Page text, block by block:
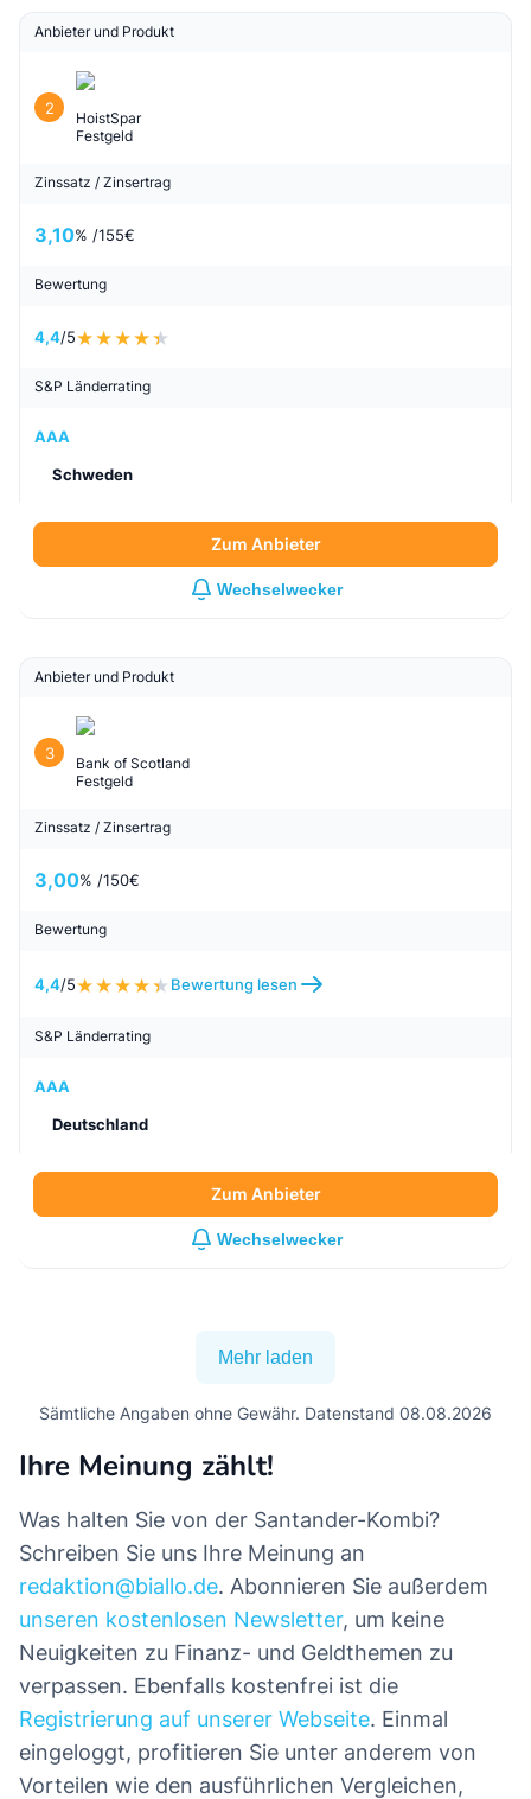
Anbieter und Produkt
2
HoistSpar
Festgeld
Zinssatz / Zinsertrag
3,10% /155€
Bewertung
4,4/5
S&P Länderrating
AAA
Schweden
Zum Anbieter
Wechselwecker
Anbieter und Produkt
3
Bank of Scotland
Festgeld
Zinssatz / Zinsertrag
3,00% /150€
Bewertung
4,4/5 Bewertung lesen
S&P Länderrating
AAA
Deutschland
Zum Anbieter
Wechselwecker
Mehr laden
Sämtliche Angaben ohne Gewähr. Datenstand 08.08.2026
Ihre Meinung zählt!
Was halten Sie von der Santander-Kombi?
Schreiben Sie uns Ihre Meinung an
redaktion@biallo.de. Abonnieren Sie außerdem
unseren kostenlosen Newsletter, um keine
Neuigkeiten zu Finanz- und Geldthemen zu
verpassen. Ebenfalls kostenfrei ist die
Registrierung auf unserer Webseite. Einmal
eingeloggt, profitieren Sie unter anderem von
Vorteilen wie den ausführlichen Vergleichen,